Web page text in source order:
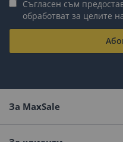
Съгласен съм
обработват за целите
За MaxSale